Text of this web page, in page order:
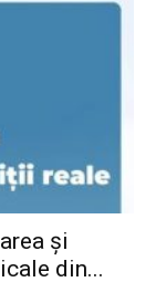
și
din...